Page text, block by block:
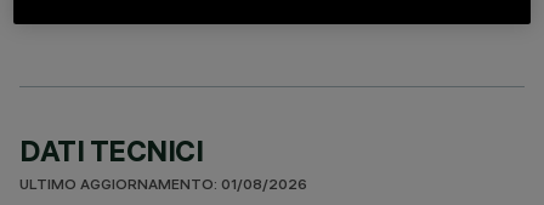
DATI TECNICI
ULTIMO AGGIORNAMENTO: 01/08/2026